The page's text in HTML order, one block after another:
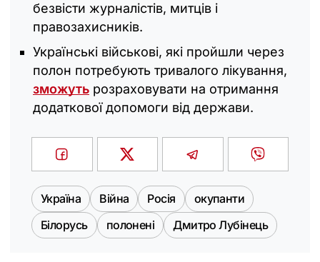
безвісти журналістів, митців і
правозахисників.
Українські військові, які пройшли через
полон потребують тривалого лікування,
зможуть розраховувати на отримання
додаткової допомоги від держави.
Україна Війна Росія
окупанти
Білорусь
полонені Дмитро Лубінець